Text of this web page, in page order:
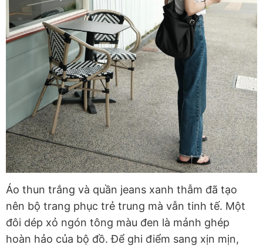
Áo thun trắng và quần jeans xanh thẫm đã tạo
nên bộ trang phục trẻ trung mà vẫn tinh tế. Một
đôi dép xỏ ngón tông màu đen là mảnh ghép
hoàn hảo của bộ đồ. Để ghi điểm sang xịn mịn,